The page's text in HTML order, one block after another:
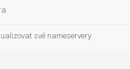
své nameservery